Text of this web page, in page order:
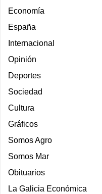
Economía
España
Internacional
Opinión
Deportes
Sociedad
Cultura
Gráficos
Somos Agro
Somos Mar
Obituarios
La Galicia Económica